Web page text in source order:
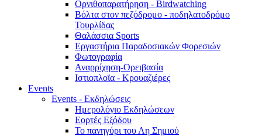
Ορνιθοπαρατήρηση - Birdwatching
Βόλτα στον πεζόδρομο - ποδηλατοδρόμο
Τουρλίδας
Θαλάσσια Sports
Εργαστήρια Παραδοσιακών Φορεσιών
Φωτογραφία
Αναρρίχηση-Ορειβασία
Ιστιοπλοϊα - Κρουαζιέρες
Events
Events - Εκδηλώσεις
Ημερολόγιο Εκδηλώσεων
Εορτές Εξόδου
Το πανηγύρι του Αη Σημιού